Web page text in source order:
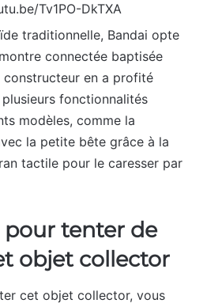
Tv1PO-DkTXA
traditionnelle, Bandai opte
connectée baptisée
constructeur en a profité
fonctionnalités
modèles, comme la
la petite bête grâce à la
tactile pour le caresser par
pour tenter de
objet collector
cet objet collector, vous